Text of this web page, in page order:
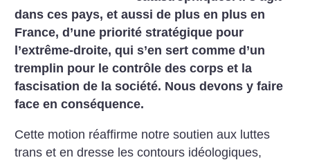
dans ces pays, et aussi de plus en plus en
France, d’une priorité stratégique pour
l’extrême-droite, qui s’en sert comme d’un
tremplin pour le contrôle des corps et la
fascisation de la société. Nous devons y faire
face en conséquence.
Cette motion réaffirme notre soutien aux luttes
trans et en dresse les contours idéologiques,